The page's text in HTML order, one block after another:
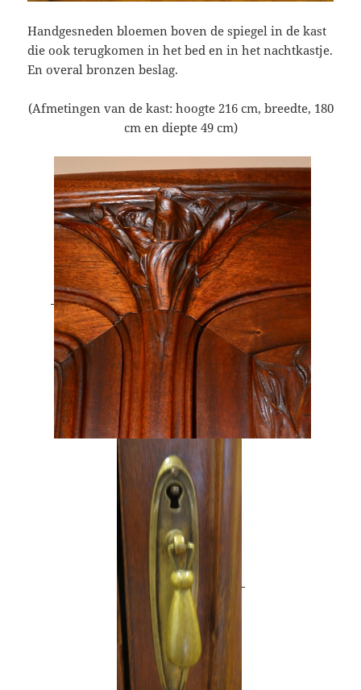
Handgesneden bloemen boven de spiegel in de kast
die ook terugkomen in het bed en in het nachtkastje.
En overal bronzen beslag.
(Afmetingen van de kast: hoogte 216 cm, breedte, 180
cm en diepte 49 cm)